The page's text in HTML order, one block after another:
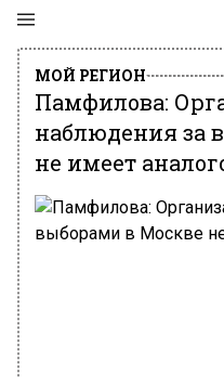
МОЙ РЕГИОН
Памфилова:
наблюдения за
не имеет